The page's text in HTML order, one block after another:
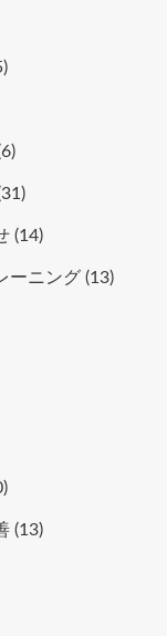
(14)
ーニング (13)
(13)